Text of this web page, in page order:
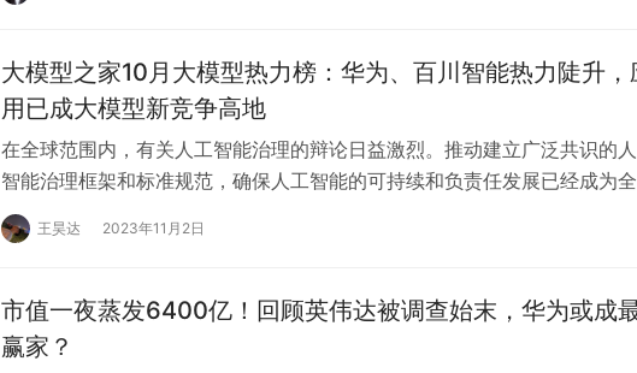
大模型之家10月大模型热力榜：华为、百川智能热力陡升，
用已成大模型新竞争高地
在全球范围内，有关人工智能治理的辩论日益激烈。推动建立广泛共识的
智能治理框架和标准规范，确保人工智能的可持续和负责任发展已经成为
界共同关注的重点问题…… 本月，人工智能技术…
王昊达 2023年11月2日
市值一夜蒸发6400亿！回顾英伟达被调查始末，华为或成
赢家？